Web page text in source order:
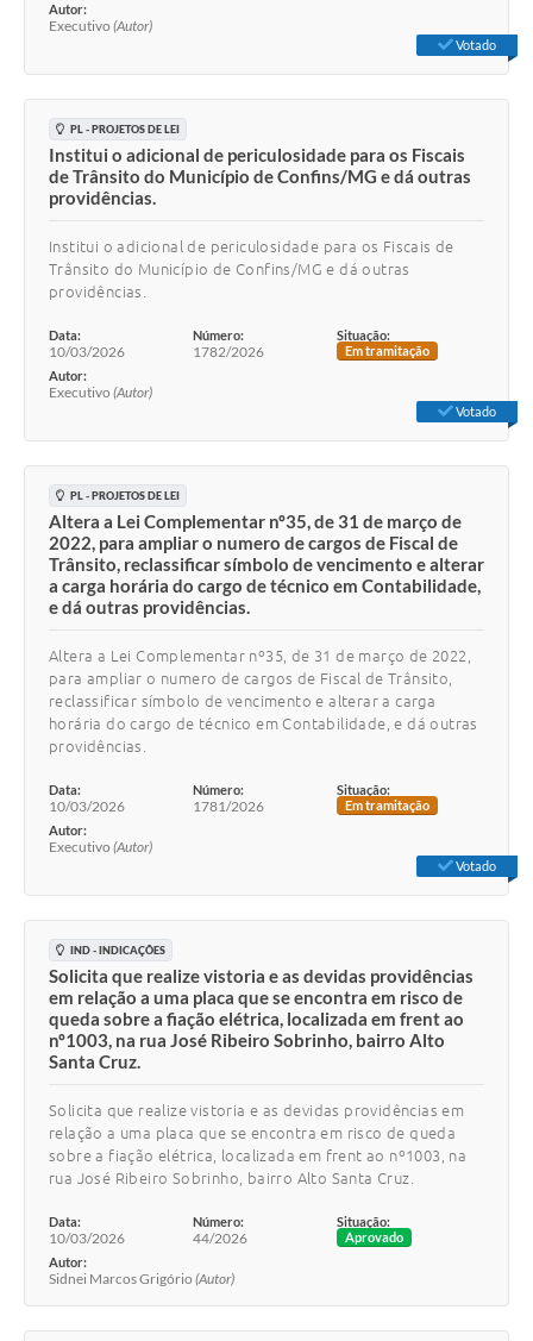
Autor:
Executivo (Autor)
Votado
PL - PROJETOS DE LEI
Institui o adicional de periculosidade para os Fiscais
de Trânsito do Município de Confins/MG e dá outras
providências.
Institui o adicional de periculosidade para os Fiscais de
Trânsito do Município de Confins/MG e dá outras
providências.
Data:
10/03/2026
Número:
1782/2026
Situação:
Em tramitação
Autor:
Executivo (Autor)
Votado
PL - PROJETOS DE LEI
Altera a Lei Complementar nº35, de 31 de março de
2022, para ampliar o numero de cargos de Fiscal de
Trânsito, reclassificar símbolo de vencimento e alterar
a carga horária do cargo de técnico em Contabilidade,
e dá outras providências.
Altera a Lei Complementar nº35, de 31 de março de 2022,
para ampliar o numero de cargos de Fiscal de Trânsito,
reclassificar símbolo de vencimento e alterar a carga
horária do cargo de técnico em Contabilidade, e dá outras
providências.
Data:
10/03/2026
Número:
1781/2026
Situação:
Em tramitação
Autor:
Executivo (Autor)
Votado
IND - INDICAÇÕES
Solicita que realize vistoria e as devidas providências
em relação a uma placa que se encontra em risco de
queda sobre a fiação elétrica, localizada em frent ao
nº1003, na rua José Ribeiro Sobrinho, bairro Alto
Santa Cruz.
Solicita que realize vistoria e as devidas providências em
relação a uma placa que se encontra em risco de queda
sobre a fiação elétrica, localizada em frent ao nº1003, na
rua José Ribeiro Sobrinho, bairro Alto Santa Cruz.
Data:
10/03/2026
Número:
44/2026
Situação:
Aprovado
Autor:
Sidnei Marcos Grigório (Autor)